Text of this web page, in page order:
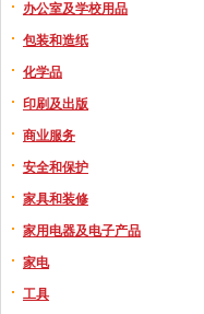
办公室及学校用品
包装和造纸
化学品
印刷及出版
商业服务
安全和保护
家具和装修
家用电器及电子产品
家电
工具